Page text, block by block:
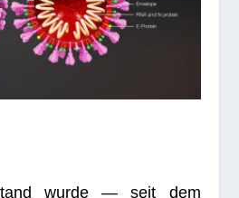
wurde — seit dem